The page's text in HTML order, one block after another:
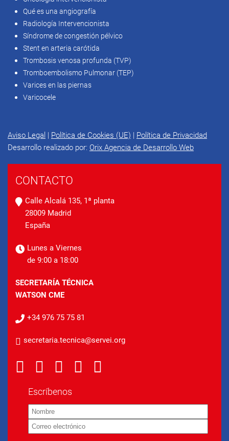
Qué es una angiografía
Radiología Intervencionista
Síndrome de congestión pélvico
Stent en arteria carótida
Trombosis venosa profunda (TVP)
Tromboembolismo Pulmonar (TEP)
Varices en las piernas
Varicocele
Aviso Legal | Política de Cookies (UE) | Política de Privacidad
Desarrollo realizado por: Orix Agencia de Desarrollo Web
CONTACTO
Calle Alcalá 135, 1ª planta
28009 Madrid
España
Lunes a Viernes
de 9:00 a 18:00
SECRETARÍA TÉCNICA
WATSON CME
+34 976 75 75 81
secretaria.tecnica@servei.org
Escríbenos